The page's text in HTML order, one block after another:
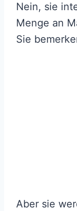
Nein, sie
Menge an
Sie
Aber sie